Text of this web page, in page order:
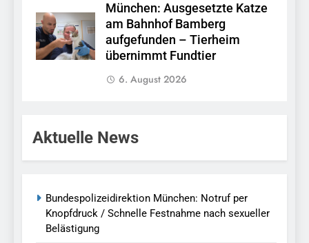
München: Ausgesetzte Katze
am Bahnhof Bamberg
aufgefunden – Tierheim
übernimmt Fundtier
6. August 2026
Aktuelle News
Bundespolizeidirektion München: Notruf per
Knopfdruck / Schnelle Festnahme nach sexueller
Belästigung